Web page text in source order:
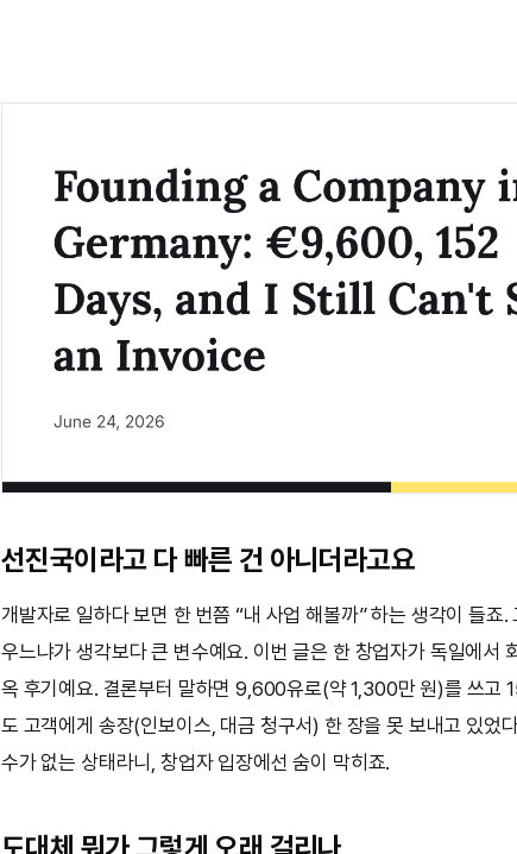
선진국이라고 다 빠른 건 아니더라고요
개발자로 일하다 보면 한 번쯤 “내 사업 해볼까” 하는 생각이 들죠.
우느냐가 생각보다 큰 변수예요. 이번 글은 한 창업자가 독일에서
옥 후기예요. 결론부터 말하면 9,600유로(약 1,300만 원)를 쓰고
도 고객에게 송장(인보이스, 대금 청구서) 한 장을 못 보내고 있었
수가 없는 상태라니, 창업자 입장에선 숨이 막히죠.